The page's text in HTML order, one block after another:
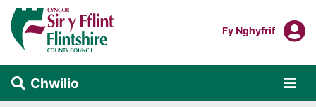
Neidio i'r prif gynnwys
Mewngofnodi I
Fy Nghyfrif
Chwilio